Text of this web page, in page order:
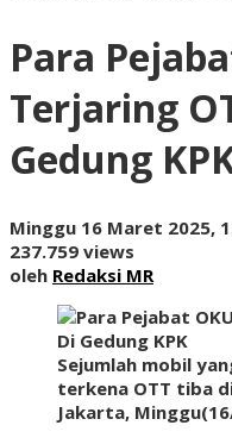
Para
Terjaring
Gedung
Minggu 16 Maret 2025,
237.759 views
oleh Redaksi MR
Sejumlah mobil
terkena OTT tiba
Jakarta,